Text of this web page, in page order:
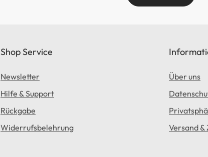
Shop Service
Newsletter
Hilfe & Support
Rückgabe
Widerrufsbelehrung
Über uns
Versand &